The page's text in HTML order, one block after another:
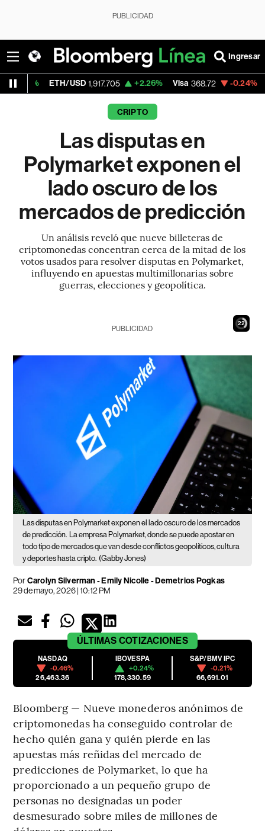
PUBLICIDAD
Ingresar
ETH/USD 1,917.705 +2.26% Visa 368.72 -0.24%
CRIPTO
Las disputas en
Polymarket exponen el
lado oscuro de los
mercados de predicción
Un análisis reveló que nueve billeteras de
criptomonedas concentran cerca de la mitad de los
votos usados para resolver disputas en Polymarket,
influyendo en apuestas multimillonarias sobre
guerras, elecciones y geopolítica.
21
PUBLICIDAD
Las disputas en Polymarket exponen el lado oscuro de los mercados
de predicción. La empresa Polymarket, donde se puede apostar en
todo tipo de mercados que van desde conflictos geopolíticos, cultura
y deportes hasta cripto. (Gabby Jones)
PorCarolyn Silverman - Emily Nicolle - Demetrios Pogkas
29 de mayo, 2026 | 10:12 PM
ÚLTIMAS COTIZACIONES
NASDAQ
-0.46%
26,463.36
IBOVESPA
+0.24%
178,330.59
S&P/BMV IPC
-0.21%
66,691.01
Bloomberg — Nueve monederos anónimos de
criptomonedas ha conseguido controlar de
hecho quién gana y quién pierde en las
apuestas más reñidas del mercado de
predicciones de Polymarket, lo que ha
proporcionado a un pequeño grupo de
personas no designadas un poder
desmesurado sobre miles de millones de